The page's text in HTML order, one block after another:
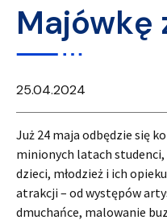
Majówkę
25.04.2024
Już 24 maja odbędzie się
minionych latach
dzieci, młodzież i ich
atrakcji – od występów
dmuchańce, malowanie